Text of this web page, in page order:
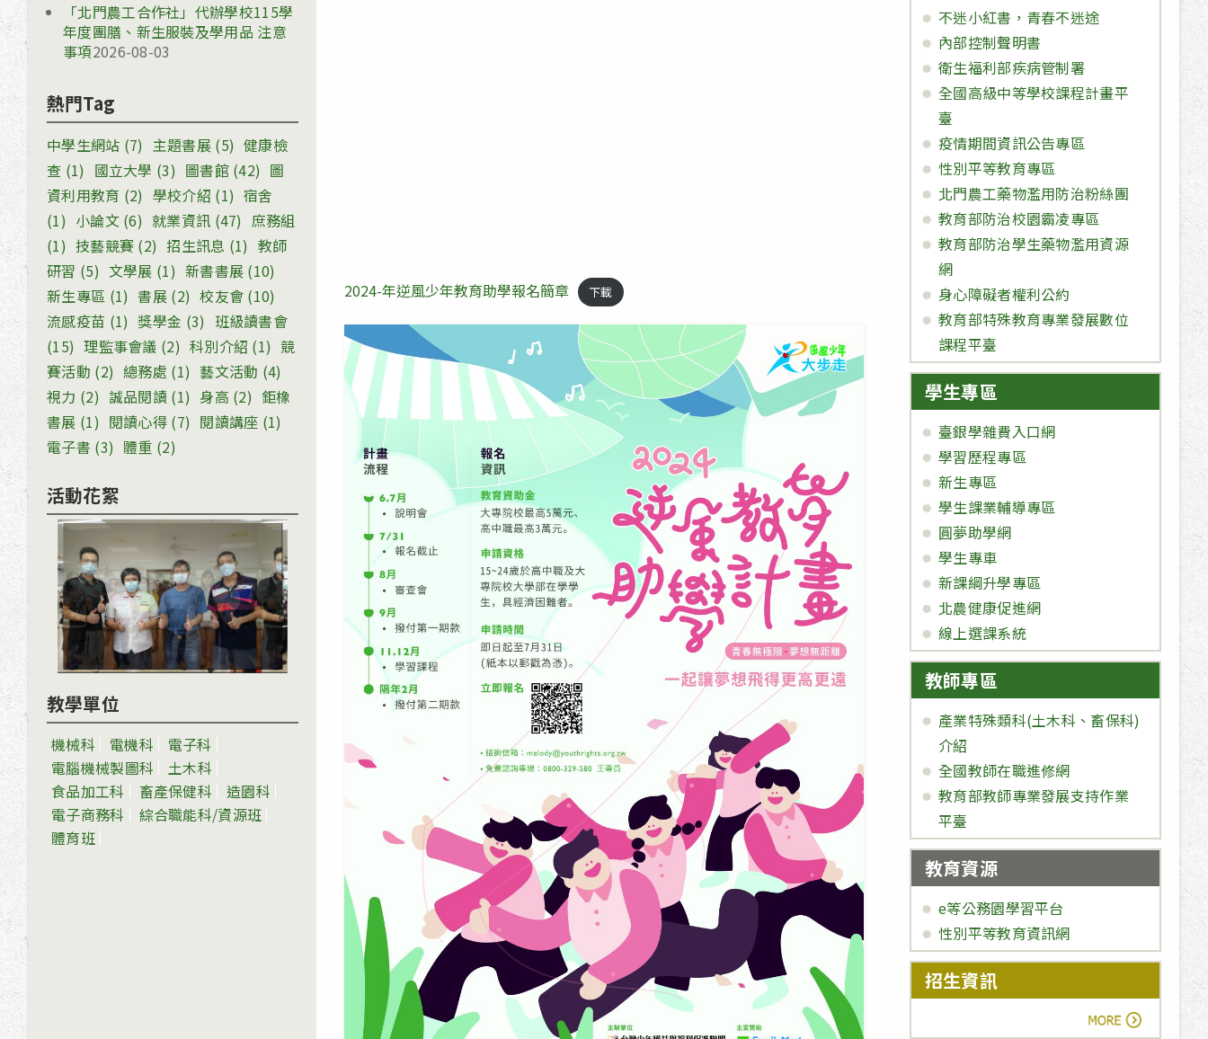
2024-年逆風少年教育助學報名簡章 下載
「北門農工合作社」代辦學校115學
年度團膳、新生服裝及學用品 注意
事項2026-08-03
熱門Tag
中學生網站 (7) 主題書展(5) 健康檢
查 (1) 國立大學 (3) 圖書館(42) 圖
資利用教育 (2) 學校介紹 (1) 宿舍
(1) 小論文(6) 就業資訊 (47) 庶務組
(1) 技藝競賽 (2) 招生訊息 (1) 教師
研習 (5) 文學展 (1) 新書書展 (10)
新生專區 (1) 書展 (2) 校友會 (10)
流感疫苗 (1) 獎學金 (3) 班級讀書會
(15) 理監事會議 (2) 科別介紹 (1) 競
賽活動 (2) 總務處 (1) 藝文活動 (4)
視力 (2) 誠品閱讀 (1) 身高 (2) 鉅橡
書展 (1) 閱讀心得 (7) 閱讀講座 (1)
電子書 (3) 體重 (2)
活動花絮
教學單位
機械科 電機科
電子科
電腦機械製圖科
土木科
食品加工科
畜產保健科
造園科
電子商務科
綜合職能科/資源班
體育班
不迷小紅書，青春不迷途
內部控制聲明書
衛生福利部疾病管制署
全國高級中等學校課程計畫平
臺
疫情期間資訊公告專區
性別平等教育專區
北門農工藥物濫用防治粉絲團
教育部防治校園霸凌專區
教育部防治學生藥物濫用資源
網
身心障礙者權利公約
教育部特殊教育專業發展數位
課程平臺
學生專區
臺銀學雜費入口網
學習歷程專區
新生專區
學生課業輔導專區
圓夢助學網
學生專車
新課綱升學專區
北農健康促進網
線上選課系統
教師專區
產業特殊類科(土木科、畜保科)
介紹
全國教師在職進修網
教育部教師專業發展支持作業
平臺
教育資源
e等公務園學習平台
性別平等教育資訊網
招生資訊